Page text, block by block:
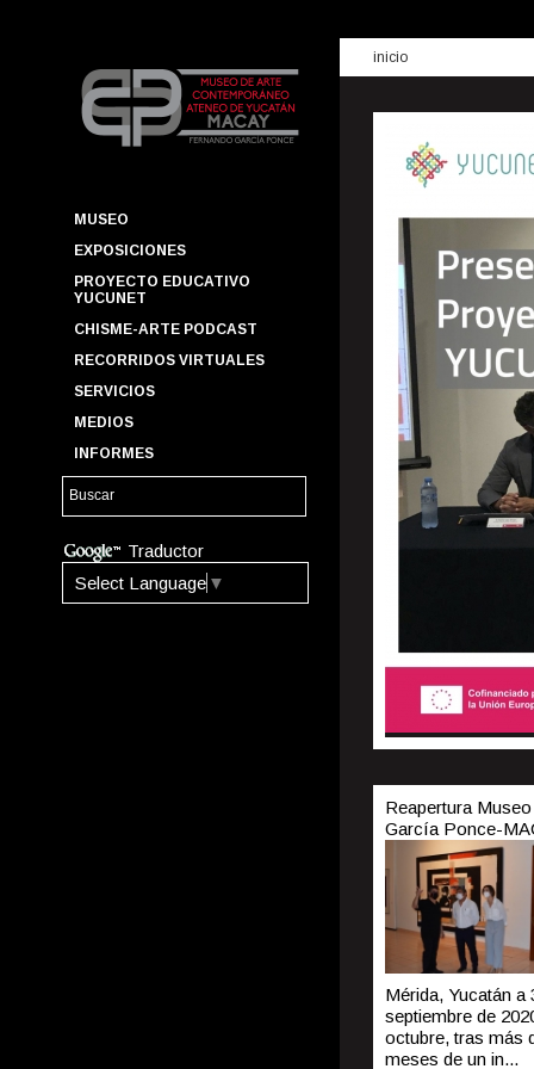
MUSEO
EXPOSICIONES
PROYECTO EDUCATIVO
YUCUNET
CHISME-ARTE PODCAST
RECORRIDOS VIRTUALES
SERVICIOS
MEDIOS
INFORMES
Traductor
Select Language ▼
inicio
Reapertura
García Ponce-
Mérida, Yucatán a
septiembre de
octubre, tras más
meses de un in...